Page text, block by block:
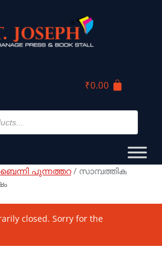
₹0.00
ബെന്നി പുന്നത്തറ/ സാമ്പത്തിക
closed. Sorry for the